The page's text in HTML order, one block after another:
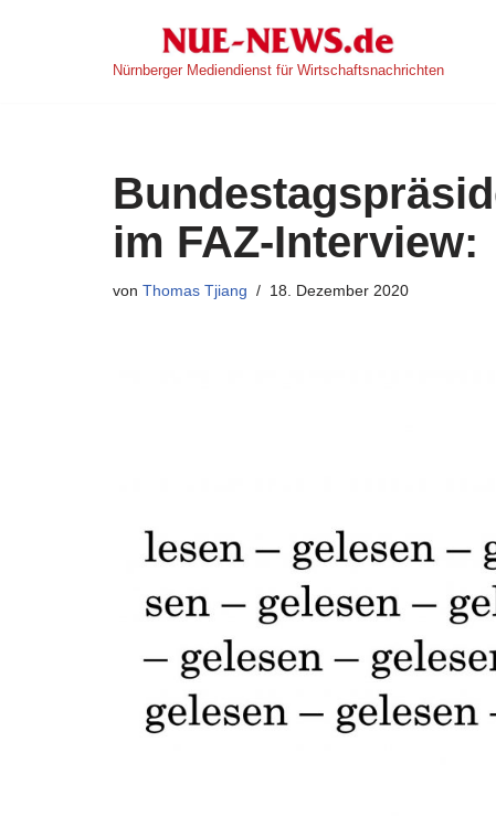
Nürnberger Mediendienst für Wirtschaftsnachrichten
im FAZ-Interview:
von Thomas Tjiang 18. Dezember 2020